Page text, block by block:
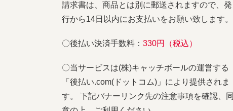
請求書は、商品とは別に郵送されますので、発
行から14日以内にお支払いをお願い致します。
〇後払い決済手数料： 330円（税込）
〇当サービスは(株)キャッチボールの運営する
「後払い.com(ドットコム)」により提供されま
す。 下記バナーリンク先の注意事項を確認、同